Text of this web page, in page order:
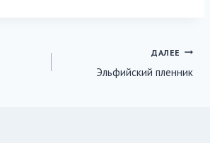
ДАЛЕЕ
Эльфийский пленник